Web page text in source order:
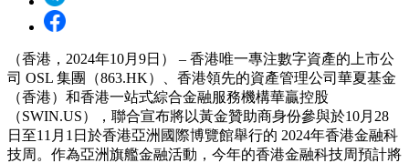
（香港，2024年10月9日） – 香港唯一專注數字資產的上市公
司 OSL 集團（863.HK）、香港領先的資產管理公司華夏基金
（香港）和香港一站式綜合金融服務機構華贏控股
（SWIN.US），聯合宣布將以黃金贊助商身份參與於10月28
日至11月1日於香港亞洲國際博覽館舉行的 2024年香港金融科
技周。作為亞洲旗艦金融活動，今年的香港金融科技周預計將